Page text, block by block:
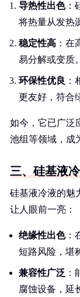
导热性出色：
将热量从发热
稳定性高 ：
易分解或变质。
环保性优良
更友好，符合
如今，它已广泛
池组等领域，成
三、硅基液
硅基液冷液的魅
让人眼前一亮：
绝缘性出色：
短路风险，堪
兼容性广泛
腐蚀设备，延